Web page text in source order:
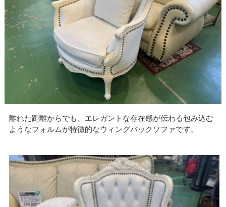
離れた距離からでも、エレガントな存在感が伝わる包み込む
ようなフォルムが特徴的なウィングバックソファです。